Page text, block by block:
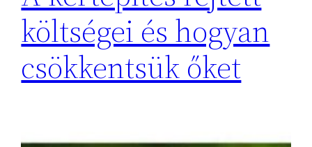
költségei és hogyan
csökkentsük őket